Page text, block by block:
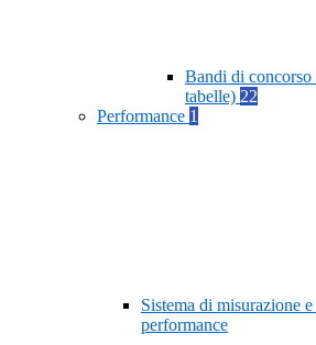
Bandi di
tabelle) 22
Performance 1
Sistema di misurazione
performance